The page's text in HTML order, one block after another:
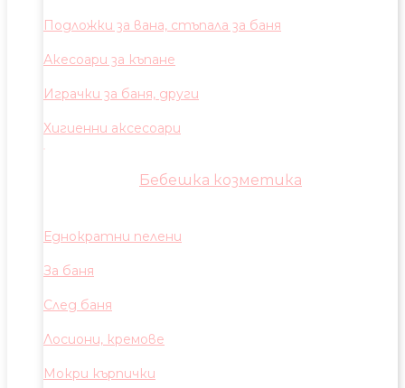
Подложки за вана, стъпала за баня
Акесоари за къпане
Играчки за баня, други
Хигиенни аксесоари
Бебешка козметика
Еднократни пелени
За баня
След баня
Лосиони, кремове
Мокри кърпички